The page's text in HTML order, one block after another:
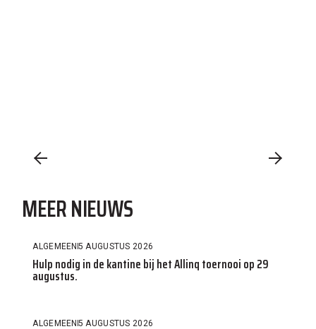
MEER NIEUWS
ALGEMEEN5 AUGUSTUS 2026
Hulp nodig in de kantine bij het Allinq toernooi op 29
augustus.
ALGEMEEN5 AUGUSTUS 2026